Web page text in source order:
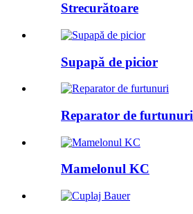
Strecurătoare
Supapă de picior
Reparator de furtunuri
Mamelonul KC